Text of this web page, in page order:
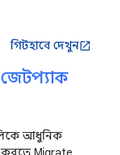
গিটহাবে দেখুনopen_in_new
আধুনিক